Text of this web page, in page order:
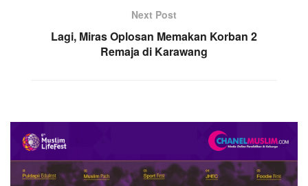
Next Post
Lagi, Miras Oplosan Memakan Korban 2
Remaja di Karawang